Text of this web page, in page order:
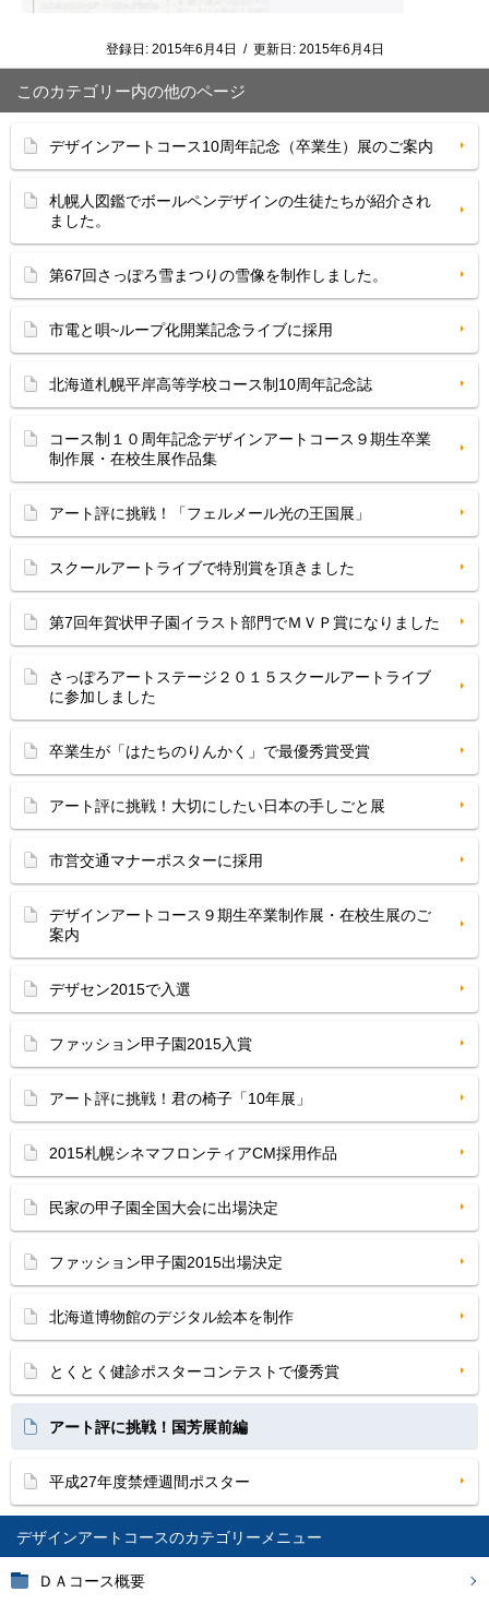
デザインアートコース
ＤＡコース概要
登録日: 2015年6月4日 / 更新日: 2015年6月4日
このカテゴリー内の他のページ
デザインアートコース10周年記念（卒業生）展のご案内
札幌人図鑑でボールペンデザインの生徒たちが紹介され
ました。
第67回さっぽろ雪まつりの雪像を制作しました。
市電と唄~ループ化開業記念ライブに採用
北海道札幌平岸高等学校コース制10周年記念誌
コース制１０周年記念デザインアートコース９期生卒業
制作展・在校生展作品集
アート評に挑戦！「フェルメール光の王国展」
スクールアートライブで特別賞を頂きました
第7回年賀状甲子園イラスト部門でＭＶＰ賞になりました
さっぽろアートステージ２０１５スクールアートライブ
に参加しました
卒業生が「はたちのりんかく」で最優秀賞受賞
アート評に挑戦！大切にしたい日本の手しごと展
市営交通マナーポスターに採用
デザインアートコース９期生卒業制作展・在校生展のご
案内
デザセン2015で入選
ファッション甲子園2015入賞
アート評に挑戦！君の椅子「10年展」
2015札幌シネマフロンティアCM採用作品
民家の甲子園全国大会に出場決定
ファッション甲子園2015出場決定
北海道博物館のデジタル絵本を制作
とくとく健診ポスターコンテストで優秀賞
アート評に挑戦！国芳展前編
平成27年度禁煙週間ポスター